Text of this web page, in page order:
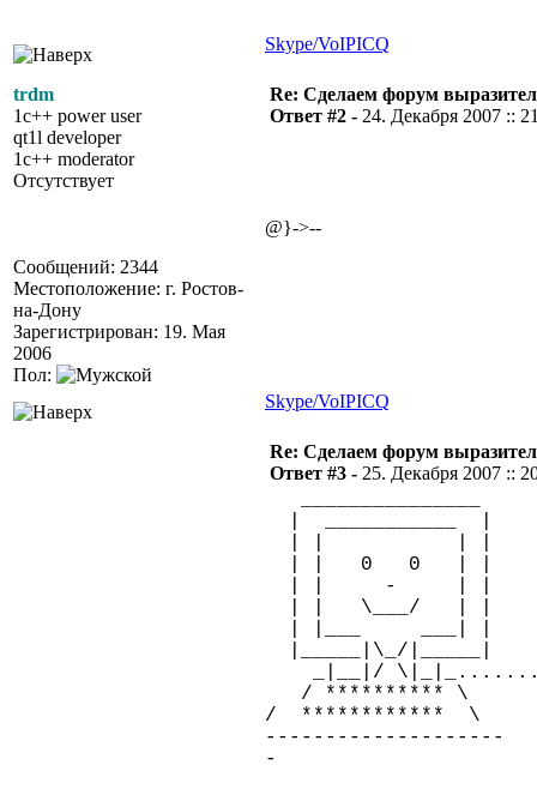
Skype/VoIPICQ
trdm
1c++ power user
qt1l developer
1c++ moderator
Отсутствует
Сообщений: 2344
Местоположение: г. Ростов-
на-Дону
Зарегистрирован: 19. Мая
2006
Пол:
Re: Сделаем форум
Ответ #2 - 24. Декабря 2007 ::
@}->--
Skype/VoIPICQ
Re: Сделаем форум
Ответ #3 - 25. Декабря 2007 ::
| | 0 0 | |
| | - | |
| | \___/ | |
|_____|\_/|_____|
_|__|/
/ ********** \
/ ************ \
-